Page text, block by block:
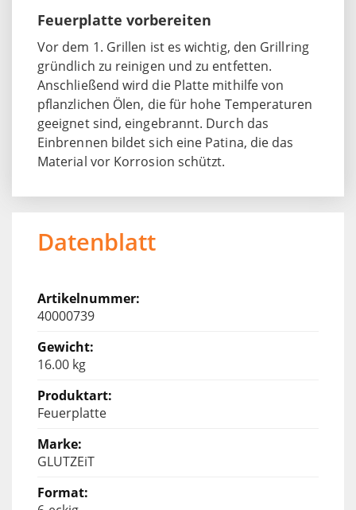
Feuerplatte vorbereiten
Vor dem 1. Grillen ist es wichtig, den Grillring
gründlich zu reinigen und zu entfetten.
Anschließend wird die Platte mithilfe von
pflanzlichen Ölen, die für hohe Temperaturen
geeignet sind, eingebrannt. Durch das
Einbrennen bildet sich eine Patina, die das
Material vor Korrosion schützt.
Datenblatt
40000739
16.00 kg
Feuerplatte
GLUTZEiT